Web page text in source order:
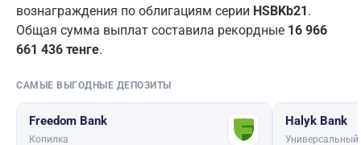
вознаграждения по облигациям серии HSBKb21.
Общая сумма выплат составила рекордные 16 966
661 436 тенге.
САМЫЕ ВЫГОДНЫЕ ДЕПОЗИТЫ
Freedom Bank
Копилка
Halyk Bank
Универсальный